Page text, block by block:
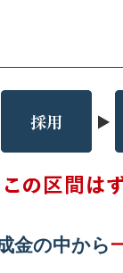
金の中から